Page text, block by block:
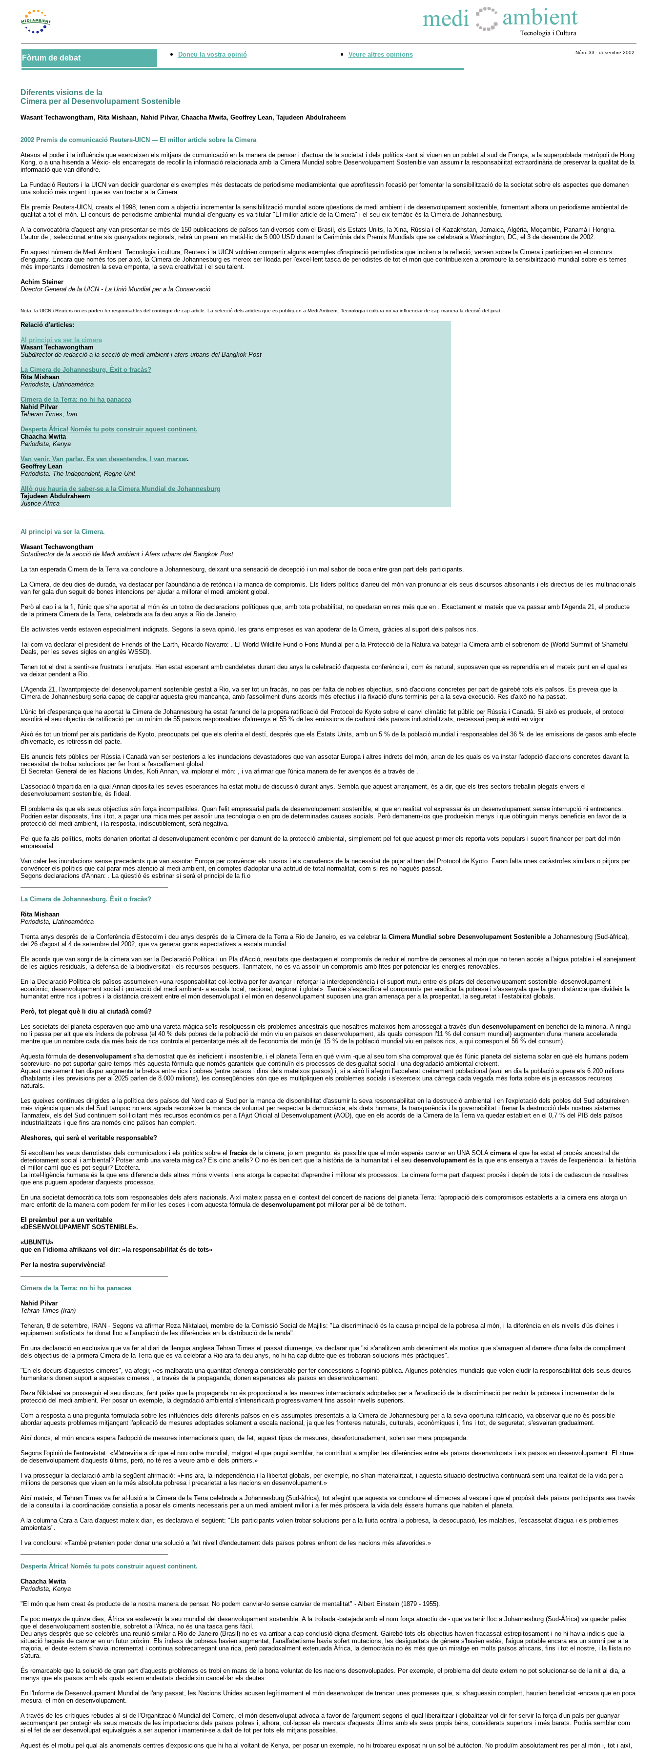
Fòrum de debat Doneu la vostra opinió Veure altres opinions Núm. 33 - desembre 2002
Diferents visions de la
Cimera per al Desenvolupament Sostenible
Wasant Techawongtham, Rita Mishaan, Nahid Pilvar, Chaacha Mwita, Geoffrey Lean, Tajudeen Abdulraheem
2002 Premis de comunicació Reuters-UICN --- El millor article sobre la Cimera
Atesos el poder i la influència que exerceixen els mitjans de comunicació en la manera de pensar i d'actuar de la societat i dels polítics -tant si viuen en un poblet al sud de França, a la superpoblada metròpoli de Hong
Kong, o a una hisenda a Mèxic- els encarregats de recollir la informació relacionada amb la Cimera Mundial sobre Desenvolupament Sostenible van assumir la responsabilitat extraordinària de preservar la qualitat de la
informació que van difondre.
La Fundació Reuters i la UICN van decidir guardonar els exemples més destacats de periodisme mediambiental que aprofitessin l'ocasió per fomentar la sensibilització de la societat sobre els aspectes que demanen
una solució més urgent i que es van tractar a la Cimera.
Els premis Reuters-UICN, creats el 1998, tenen com a objectiu incrementar la sensibilització mundial sobre qüestions de medi ambient i de desenvolupament sostenible, fomentant alhora un periodisme ambiental de
qualitat a tot el món. El concurs de periodisme ambiental mundial d'enguany es va titular "El millor article de la Cimera" i el seu eix temàtic és la Cimera de Johannesburg.
A la convocatòria d'aquest any van presentar-se més de 150 publicacions de països tan diversos com el Brasil, els Estats Units, la Xina, Rússia i el Kazakhstan, Jamaica, Algèria, Moçambic, Panamà i Hongria.
L'autor de , seleccionat entre sis guanyadors regionals, rebrà un premi en metàl·lic de 5.000 USD durant la Cerimònia dels Premis Mundials que se celebrarà a Washington, DC, el 3 de desembre de 2002.
En aquest número de Medi Ambient. Tecnologia i cultura, Reuters i la UICN voldrien compartir alguns exemples d'inspiració periodística que inciten a la reflexió, versen sobre la Cimera i participen en el concurs
d'enguany. Encara que només fos per això, la Cimera de Johannesburg es mereix ser lloada per l'excel·lent tasca de periodistes de tot el món que contribueixen a promoure la sensibilització mundial sobre els temes
més importants i demostren la seva empenta, la seva creativitat i el seu talent.
Achim Steiner
Director General de la UICN - La Unió Mundial per a la Conservació
Nota: la UICN i Reuters no es poden fer responsables del contingut de cap article. La selecció dels articles que es publiquen a Medi Ambient. Tecnologia i cultura no va influenciar de cap manera la decisió del jurat.
Relació d'articles:
Al principi va ser la cimera
Wasant Techawongtham
Subdirector de redacció a la secció de medi ambient i afers urbans del Bangkok Post
La Cimera de Johannesburg. Èxit o fracàs?
Rita Mishaan
Periodista, Llatinoamèrica
Cimera de la Terra: no hi ha panacea
Nahid Pilvar
Teheran Times, Iran
Desperta Àfrica! Només tu pots construir aquest continent.
Chaacha Mwita
Periodista, Kenya
Van venir. Van parlar. Es van desentendre. I van marxar.
Geoffrey Lean
Periodista. The Independent, Regne Unit
Allò que hauria de saber-se a la Cimera Mundial de Johannesburg
Tajudeen Abdulraheem
Justice Africa
Al principi va ser la Cimera.
Wasant Techawongtham
Sotsdirector de la secció de Medi ambient i Afers urbans del Bangkok Post
La tan esperada Cimera de la Terra va concloure a Johannesburg, deixant una sensació de decepció i un mal sabor de boca entre gran part dels participants.
La Cimera, de deu dies de durada, va destacar per l'abundància de retòrica i la manca de compromís. Els líders polítics d'arreu del món van pronunciar els seus discursos altisonants i els directius de les multinacionals
van fer gala d'un seguit de bones intencions per ajudar a millorar el medi ambient global.
Però al cap i a la fi, l'únic que s'ha aportat al món és un totxo de declaracions polítiques que, amb tota probabilitat, no quedaran en res més que en . Exactament el mateix que va passar amb l'Agenda 21, el producte
de la primera Cimera de la Terra, celebrada ara fa deu anys a Rio de Janeiro.
Els activistes verds estaven especialment indignats. Segons la seva opinió, les grans empreses es van apoderar de la Cimera, gràcies al suport dels països rics.
Tal com va declarar el president de Friends of the Earth, Ricardo Navarro: . El World Wildlife Fund o Fons Mundial per a la Protecció de la Natura va batejar la Cimera amb el sobrenom de (World Summit of Shameful
Deals, per les seves sigles en anglès WSSD).
Tenen tot el dret a sentir-se frustrats i enutjats. Han estat esperant amb candeletes durant deu anys la celebració d'aquesta conferència i, com és natural, suposaven que es reprendria en el mateix punt en el qual es
va deixar pendent a Rio.
L'Agenda 21, l'avantprojecte del desenvolupament sostenible gestat a Rio, va ser tot un fracàs, no pas per falta de nobles objectius, sinó d'accions concretes per part de gairebé tots els països. Es preveia que la
Cimera de Johannesburg seria capaç de capgirar aquesta greu mancança, amb l'assoliment d'uns acords més efectius i la fixació d'uns terminis per a la seva execució. Res d'això no ha passat.
L'únic bri d'esperança que ha aportat la Cimera de Johannesburg ha estat l'anunci de la propera ratificació del Protocol de Kyoto sobre el canvi climàtic fet públic per Rússia i Canadà. Si això es produeix, el protocol
assolirà el seu objectiu de ratificació per un mínim de 55 països responsables d'almenys el 55 % de les emissions de carboni dels països industrialitzats, necessari perquè entri en vigor.
Això és tot un triomf per als partidaris de Kyoto, preocupats pel que els oferiria el destí, després que els Estats Units, amb un 5 % de la població mundial i responsables del 36 % de les emissions de gasos amb efecte
d'hivernacle, es retiressin del pacte.
Els anuncis fets públics per Rússia i Canadà van ser posteriors a les inundacions devastadores que van assotar Europa i altres indrets del món, arran de les quals es va instar l'adopció d'accions concretes davant la
necessitat de trobar solucions per fer front a l'escalfament global.
El Secretari General de les Nacions Unides, Kofi Annan, va implorar el món: , i va afirmar que l'única manera de fer avenços és a través de .
L'associació tripartida en la qual Annan diposita les seves esperances ha estat motiu de discussió durant anys. Sembla que aquest arranjament, és a dir, que els tres sectors treballin plegats envers el
desenvolupament sostenible, és l'ideal.
El problema és que els seus objectius són força incompatibles. Quan l'elit empresarial parla de desenvolupament sostenible, el que en realitat vol expressar és un desenvolupament sense interrupció ni entrebancs.
Podrien estar disposats, fins i tot, a pagar una mica més per assolir una tecnologia o en pro de determinades causes socials. Però demanem-los que produeixin menys i que obtinguin menys beneficis en favor de la
protecció del medi ambient, i la resposta, indiscutiblement, serà negativa.
Pel que fa als polítics, molts donarien prioritat al desenvolupament econòmic per damunt de la protecció ambiental, simplement pel fet que aquest primer els reporta vots populars i suport financer per part del món
empresarial.
Van caler les inundacions sense precedents que van assotar Europa per convèncer els russos i els canadencs de la necessitat de pujar al tren del Protocol de Kyoto. Faran falta unes catàstrofes similars o pitjors per
convèncer els polítics que cal parar més atenció al medi ambient, en comptes d'adoptar una actitud de total normalitat, com si res no hagués passat.
Segons declaracions d'Annan: . La qüestió és esbrinar si serà el principi de la fi.o
La Cimera de Johannesburg. Èxit o fracàs?
Rita Mishaan
Periodista, Llatinoamèrica
Trenta anys després de la Conferència d'Estocolm i deu anys després de la Cimera de la Terra a Rio de Janeiro, es va celebrar la Cimera Mundial sobre Desenvolupament Sosteniblea Johannesburg (Sud-àfrica),
del 26 d'agost al 4 de setembre del 2002, que va generar grans expectatives a escala mundial.
Els acords que van sorgir de la cimera van ser la Declaració Política i un Pla d'Acció, resultats que destaquen el compromís de reduir el nombre de persones al món que no tenen accés a l'aigua potable i el sanejament
de les aigües residuals, la defensa de la biodiversitat i els recursos pesquers. Tanmateix, no es va assolir un compromís amb fites per potenciar les energies renovables.
En la Declaració Política els països assumeixen «una responsabilitat col·lectiva per fer avançar i reforçar la interdependència i el suport mutu entre els pilars del desenvolupament sostenible -desenvolupament
econòmic, desenvolupament social i protecció del medi ambient- a escala local, nacional, regional i global». També s'especifica el compromís per eradicar la pobresa i s'assenyala que la gran distància que divideix la
humanitat entre rics i pobres i la distància creixent entre el món desenvolupat i el món en desenvolupament suposen una gran amenaça per a la prosperitat, la seguretat i l'estabilitat globals.
Però, tot plegat què li diu al ciutadà comú?
Les societats del planeta esperaven que amb una vareta màgica se'ls resolguessin els problemes ancestrals que nosaltres mateixos hem arrossegat a través d'un desenvolupament en benefici de la minoria. A ningú
no li passa per alt que els índexs de pobresa (el 40 % dels pobres de la població del món viu en països en desenvolupament, als quals correspon l'11 % del consum mundial) augmenten d'una manera accelerada
mentre que un nombre cada dia més baix de rics controla el percentatge més alt de l'economia del món (el 15 % de la població mundial viu en països rics, a qui correspon el 56 % del consum).
Aquesta fórmula de desenvolupaments'ha demostrat que és ineficient i insostenible, i el planeta Terra en què vivim -que al seu torn s'ha comprovat que és l'únic planeta del sistema solar en què els humans podem
sobreviure- no pot suportar gaire temps més aquesta fórmula que només garanteix que continuïn els processos de desigualtat social i una degradació ambiental creixent.
Aquest creixement tan dispar augmenta la bretxa entre rics i pobres (entre països i dins dels mateixos països) i, si a això li afegim l'accelerat creixement poblacional (avui en dia la població supera els 6.200 milions
d'habitants i les previsions per al 2025 parlen de 8.000 milions), les conseqüències són que es multipliquen els problemes socials i s'exerceix una càrrega cada vegada més forta sobre els ja escassos recursos
naturals.
Les queixes contínues dirigides a la política dels països del Nord cap al Sud per la manca de disponibilitat d'assumir la seva responsabilitat en la destrucció ambiental i en l'explotació dels pobles del Sud adquireixen
més vigència quan als del Sud tampoc no ens agrada reconèixer la manca de voluntat per respectar la democràcia, els drets humans, la transparència i la governabilitat i frenar la destrucció dels nostres sistemes.
Tanmateix, els del Sud continuem sol·licitant més recursos econòmics per a l'Ajut Oficial al Desenvolupament (AOD), que en els acords de la Cimera de la Terra va quedar establert en el 0,7 % del PIB dels països
industrialitzats i que fins ara només cinc països han complert.
Aleshores, qui serà el veritable responsable?
Si escoltem les veus derrotistes dels comunicadors i els polítics sobre el fracàsde la cimera, jo em pregunto: és possible que el món esperés canviar en UNA SOLA cimerael que ha estat el procés ancestral de
deteriorament social i ambiental? Potser amb una vareta màgica? Els cinc anells? O no és ben cert que la història de la humanitat i el seu desenvolupamentés la que ens ensenya a través de l'experiència i la història
el millor camí que es pot seguir? Etcètera.
La intel·ligència humana és la que ens diferencia dels altres móns vivents i ens atorga la capacitat d'aprendre i millorar els processos. La cimera forma part d'aquest procés i depèn de tots i de cadascun de nosaltres
que ens puguem apoderar d'aquests processos.
En una societat democràtica tots som responsables dels afers nacionals. Així mateix passa en el context del concert de nacions del planeta Terra: l'apropiació dels compromisos establerts a la cimera ens atorga un
marc enfortit de la manera com podem fer millor les coses i com aquesta fórmula de desenvolupamentpot millorar per al bé de tothom.
El preàmbul per a un veritable
«DESENVOLUPAMENT SOSTENIBLE».
«UBUNTU»
que en l'idioma afrikaans vol dir: «la responsabilitat és de tots»
Per la nostra supervivència!
Cimera de la Terra: no hi ha panacea
Nahid Pilvar
Tehran Times (Iran)
Teheran, 8 de setembre, IRAN - Segons va afirmar Reza Niktalaei, membre de la Comissió Social de Majilis: "La discriminació és la causa principal de la pobresa al món, i la diferència en els nivells d'ús d'eines i
equipament sofisticats ha donat lloc a l'ampliació de les diferències en la distribució de la renda".
En una declaració en exclusiva que va fer al diari de llengua anglesa Tehran Times el passat diumenge, va declarar que "si s'analitzen amb deteniment els motius que s'amaguen al darrere d'una falta de compliment
dels objectius de la primera Cimera de la Terra que es va celebrar a Rio ara fa deu anys, no hi ha cap dubte que es trobaran solucions més pràctiques".
"En els decurs d'aquestes cimeres", va afegir, «es malbarata una quantitat d'energia considerable per fer concessions a l'opinió pública. Algunes potències mundials que volen eludir la responsabilitat dels seus deures
humanitaris donen suport a aquestes cimeres i, a través de la propaganda, donen esperances als països en desenvolupament.
Reza Niktalaei va prosseguir el seu discurs, fent palès que la propaganda no és proporcional a les mesures internacionals adoptades per a l'eradicació de la discriminació per reduir la pobresa i incrementar de la
protecció del medi ambient. Per posar un exemple, la degradació ambiental s'intensificarà progressivament fins assolir nivells superiors.
Com a resposta a una pregunta formulada sobre les influències dels diferents països en els assumptes presentats a la Cimera de Johannesburg per a la seva oportuna ratificació, va observar que no és possible
abordar aquests problemes mitjançant l'aplicació de mesures adoptades solament a escala nacional, ja que les fronteres naturals, culturals, econòmiques i, fins i tot, de seguretat, s'esvairan gradualment.
Així doncs, el món encara espera l'adopció de mesures internacionals quan, de fet, aquest tipus de mesures, desafortunadament, solen ser mera propaganda.
Segons l'opinió de l'entrevistat: «M'atreviria a dir que el nou ordre mundial, malgrat el que pugui semblar, ha contribuït a ampliar les diferències entre els països desenvolupats i els països en desenvolupament. El ritme
de desenvolupament d'aquests últims, però, no té res a veure amb el dels primers.»
I va prosseguir la declaració amb la següent afirmació: «Fins ara, la independència i la llibertat globals, per exemple, no s'han materialitzat, i aquesta situació destructiva continuarà sent una realitat de la vida per a
milions de persones que viuen en la més absoluta pobresa i precarietat a les nacions en desenvolupament.»
Així mateix, el Tehran Times va fer al·lusió a la Cimera de la Terra celebrada a Johannesburg (Sud-àfrica), tot afegint que aquesta va concloure el dimecres al vespre i que el propòsit dels països participants æa través
de la consulta i la coordinacióæ consistia a posar els ciments necessaris per a un medi ambient millor i a fer més pròspera la vida dels éssers humans que habiten el planeta.
A la columna Cara a Cara d'aquest mateix diari, es declarava el següent: "Els participants volien trobar solucions per a la lluita ocntra la pobresa, la desocupació, les malalties, l'escassetat d'aigua i els problemes
ambientals".
I va concloure: «També pretenien poder donar una solució a l'alt nivell d'endeutament dels països pobres enfront de les nacions més afavorides.»
Desperta Àfrica! Només tu pots construir aquest continent.
Chaacha Mwita
Periodista, Kenya
"El món que hem creat és producte de la nostra manera de pensar. No podem canviar-lo sense canviar de mentalitat" - Albert Einstein (1879 - 1955).
Fa poc menys de quinze dies, Àfrica va esdevenir la seu mundial del desenvolupament sostenible. A la trobada -batejada amb el nom força atractiu de - que va tenir lloc a Johannesburg (Sud-Àfrica) va quedar palès
que el desenvolupament sostenible, sobretot a l'Àfrica, no és una tasca gens fàcil.
Deu anys després que se celebrés una reunió similar a Rio de Janeiro (Brasil) no es va arribar a cap conclusió digna d'esment. Gairebé tots els objectius havien fracassat estrepitosament i no hi havia indicis que la
situació hagués de canviar en un futur pròxim. Els índexs de pobresa havien augmentat, l'analfabetisme havia sofert mutacions, les desigualtats de gènere s'havien estès, l'aigua potable encara era un somni per a la
majoria, el deute extern s'havia incrementat i continua sobrecarregant una rica, però paradoxalment extenuada Àfrica, la democràcia no és més que un miratge en molts països africans, fins i tot el nostre, i la llista no
s'atura.
És remarcable que la solució de gran part d'aquests problemes es trobi en mans de la bona voluntat de les nacions desenvolupades. Per exemple, el problema del deute extern no pot solucionar-se de la nit al dia, a
menys que els països amb els quals estem endeutats decideixin cancel·lar els deutes.
En l'Informe de Desenvolupament Mundial de l'any passat, les Nacions Unides acusen legítimament el món desenvolupat de trencar unes promeses que, si s'haguessin complert, haurien beneficiat -encara que en poca
mesura- el món en desenvolupament.
A través de les crítiques rebudes al si de l'Organització Mundial del Comerç, el món desenvolupat advoca a favor de l'argument segons el qual liberalitzar i globalitzar vol dir fer servir la força d'un país per guanyar
æcomençant per protegir els seus mercats de les importacions dels països pobres i, alhora, col·lapsar els mercats d'aquests últims amb els seus propis béns, considerats superiors i més barats. Podria semblar com
si el fet de ser desenvolupat equivalgués a ser superior i mantenir-se a dalt de tot per tots els mitjans possibles.
Aquest és el motiu pel qual als anomenats centres d'exposicions que hi ha al voltant de Kenya, per posar un exemple, no hi trobareu exposat ni un sol bé autòcton. No produïm absolutament res per al món i, tot i així,